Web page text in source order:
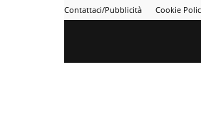
Contattaci/Pubblicità Cookie